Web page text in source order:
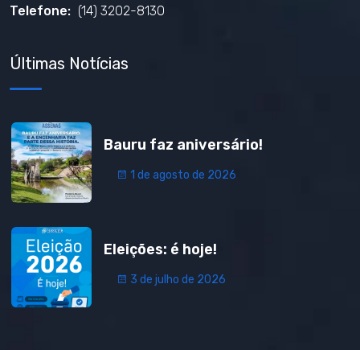
Telefone: (14) 3202-8130
Últimas Notícias
Bauru faz aniversário!
1 de agosto de 2026
Eleições: é hoje!
3 de julho de 2026